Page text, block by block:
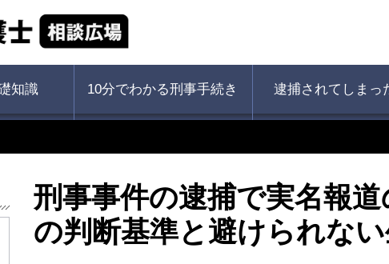
知識 10分でわかる刑事手続き 逮捕されてしまっ
刑事事件の逮捕で実名報
の判断基準と避けられな